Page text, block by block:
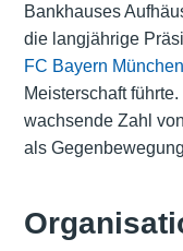
Bankhauses
die langjährige
FC Bayern München
Meisterschaft
wachsende Zahl
als